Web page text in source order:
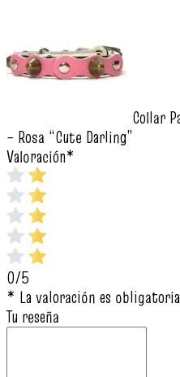
Collar
– Rosa “Cute Darling”
Valoración*
0/5
* La valoración es obligatoria
Tu reseña